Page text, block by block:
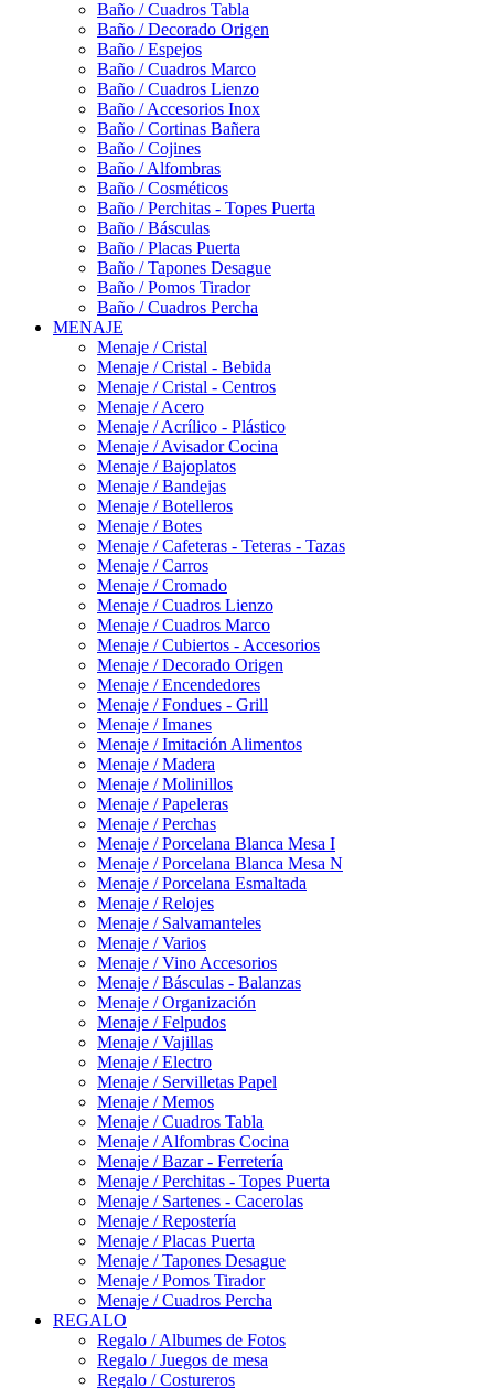
Baño / Cuadros Tabla
Baño / Decorado Origen
Baño / Espejos
Baño / Cuadros Marco
Baño / Cuadros Lienzo
Baño / Accesorios Inox
Baño / Cortinas Bañera
Baño / Cojines
Baño / Alfombras
Baño / Cosméticos
Baño / Perchitas - Topes Puerta
Baño / Básculas
Baño / Placas Puerta
Baño / Tapones Desague
Baño / Pomos Tirador
Baño / Cuadros Percha
MENAJE
Menaje / Cristal
Menaje / Cristal - Bebida
Menaje / Cristal - Centros
Menaje / Acero
Menaje / Acrílico - Plástico
Menaje / Avisador Cocina
Menaje / Bajoplatos
Menaje / Bandejas
Menaje / Botelleros
Menaje / Botes
Menaje / Cafeteras - Teteras - Tazas
Menaje / Carros
Menaje / Cromado
Menaje / Cuadros Lienzo
Menaje / Cuadros Marco
Menaje / Cubiertos - Accesorios
Menaje / Decorado Origen
Menaje / Encendedores
Menaje / Fondues - Grill
Menaje / Imanes
Menaje / Imitación Alimentos
Menaje / Madera
Menaje / Molinillos
Menaje / Papeleras
Menaje / Perchas
Menaje / Porcelana Blanca Mesa I
Menaje / Porcelana Blanca Mesa N
Menaje / Porcelana Esmaltada
Menaje / Relojes
Menaje / Salvamanteles
Menaje / Varios
Menaje / Vino Accesorios
Menaje / Básculas - Balanzas
Menaje / Organización
Menaje / Felpudos
Menaje / Vajillas
Menaje / Electro
Menaje / Servilletas Papel
Menaje / Memos
Menaje / Cuadros Tabla
Menaje / Alfombras Cocina
Menaje / Bazar - Ferretería
Menaje / Perchitas - Topes Puerta
Menaje / Sartenes - Cacerolas
Menaje / Repostería
Menaje / Placas Puerta
Menaje / Tapones Desague
Menaje / Pomos Tirador
Menaje / Cuadros Percha
REGALO
Regalo / Albumes de Fotos
Regalo / Juegos de mesa
Regalo / Costureros